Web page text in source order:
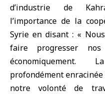
d’industrie de
l’importance de la
Syrie en disant : «
faire progresser
profondément
notre volonté de